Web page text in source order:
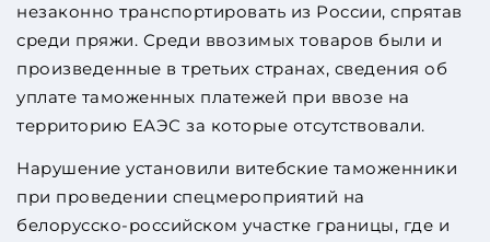
незаконно транспортировать из России, спрятав
среди пряжи. Среди ввозимых товаров были и
произведенные в третьих странах, сведения об
уплате таможенных платежей при ввозе на
территорию ЕАЭС за которые отсутствовали.
Нарушение установили витебские таможенники
при проведении спецмероприятий на
белорусско-российском участке границы, где и